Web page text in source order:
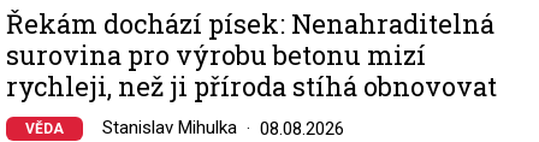
Řekám dochází písek: Nenahraditelná
surovina pro výrobu betonu mizí
rychleji, než ji příroda stíhá obnovovat
VĚDA Stanislav Mihulka 08.08.2026